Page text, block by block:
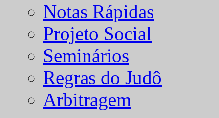
Notas Rápidas
Projeto Social
Seminários
Regras do Judô
Arbitragem